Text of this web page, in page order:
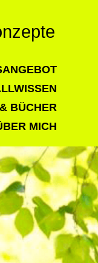
BÜCHER
MICH